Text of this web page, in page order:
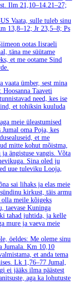
Ilm 21,10–14.21–27;
Vaata, sulle tuleb sinu
13,8–12; Jr 23,5–8; Ps
ootas Iisraeli
täna me süütame
et me ootame Sind
vaata ümber, sest mina
Hoosanna Taaveti
need, kes ise
et tohiksin kuuluda
meie üleastumised
oma Poja, kes
et me
mitte kohut mõistma,
ängistuse vangis. Võta
Sina oled ju
uue tuleviku Looja,
sai lihaks ja elas meie
kirkust, täis armu
olla meile kõigeks
taevase Kuninga
tahad juhtida, ja kelle
mure ja vaeva meie
öeldes: Me oleme sinu
Jumala. Km 10,10
et anda tema
Lk 1,76–77 Jumal,
ei jääks ilma päästest
aga ka lohutuste